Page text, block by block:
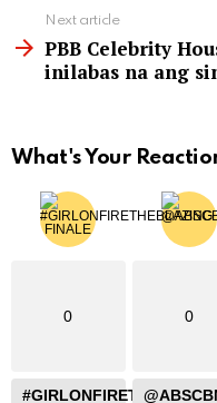
Next article
PBB Celebrity
inilabas na ang
What's Your
0 0